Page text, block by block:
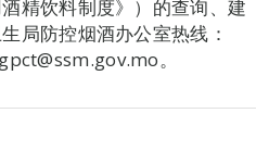
精饮料制度》）的查询、建
局防控烟酒办公室热线：
。